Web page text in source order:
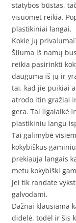
statybos būstas,
visuomet reikia.
plastikiniai langai.
Kokie jų
Šiluma iš namų
reikia pasirinkti
dauguma iš jų ir
tai, kad jie puikiai
atrodo itin gražiai
gera. Tai ilgalaikė
plastikiniu langu
Tai galimybė
kokybiškus
prekiauja langais
metu kokybiški
jei tik randate
galvodami.
Dažnai klausiama
didelė, todėl ir šis